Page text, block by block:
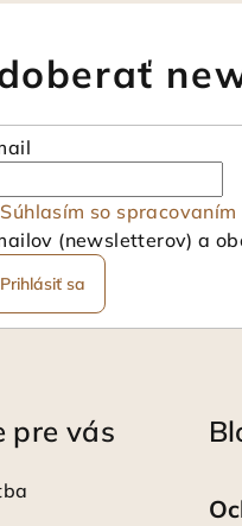
Súhlasím so
(newsletterov) a
Prihlásiť sa
pre vás